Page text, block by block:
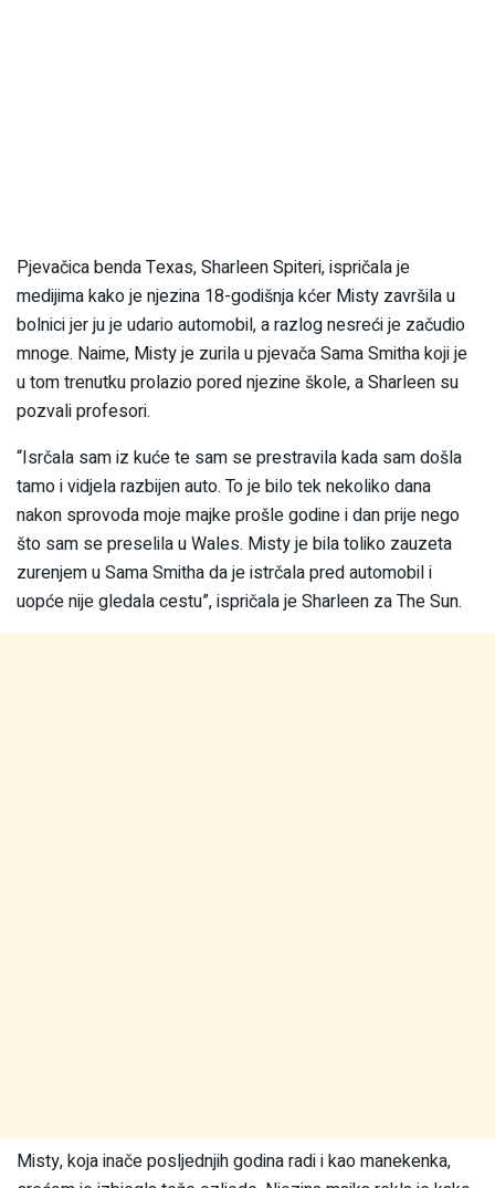
Pjevačica benda Texas, Sharleen Spiteri, ispričala je
medijima kako je njezina 18-godišnja kćer Misty završila u
bolnici jer ju je udario automobil, a razlog nesreći je začudio
mnoge. Naime, Misty je zurila u pjevača Sama Smitha koji je
u tom trenutku prolazio pored njezine škole, a Sharleen su
pozvali profesori.
“Isrčala sam iz kuće te sam se prestravila kada sam došla
tamo i vidjela razbijen auto. To je bilo tek nekoliko dana
nakon sprovoda moje majke prošle godine i dan prije nego
što sam se preselila u Wales. Misty je bila toliko zauzeta
zurenjem u Sama Smitha da je istrčala pred automobil i
uopće nije gledala cestu”, ispričala je Sharleen za The Sun.
Misty, koja inače posljednjih godina radi i kao manekenka,